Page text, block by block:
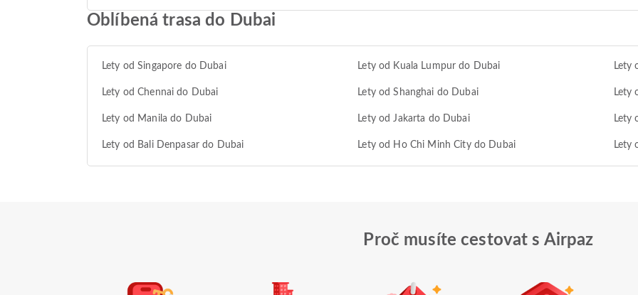
Oblíbená trasa do Dubai
Lety od Singapore do Dubai Lety od Kuala Lumpur do Dubai Lety
Lety od Chennai do Dubai Lety od Shanghai do Dubai Lety
Lety od Manila do Dubai Lety od Jakarta do Dubai Lety
Lety od Bali Denpasar do Dubai Lety od Ho Chi Minh City do Dubai Lety
Proč musíte cestovat s Airpaz